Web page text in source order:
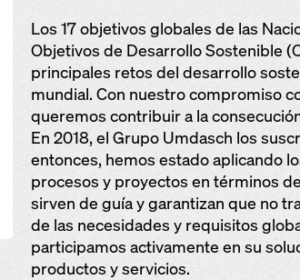
Los 17 objetivos globales de las
Objetivos de Desarrollo Sostenible
principales retos del desarrollo
mundial. Con nuestro compromiso
queremos contribuir a la
En 2018, el Grupo Umdasch los
entonces, hemos estado aplicando
procesos y proyectos en términos
sirven de guía y garantizan que no
de las necesidades y requisitos
participamos activamente en su
productos y servicios.